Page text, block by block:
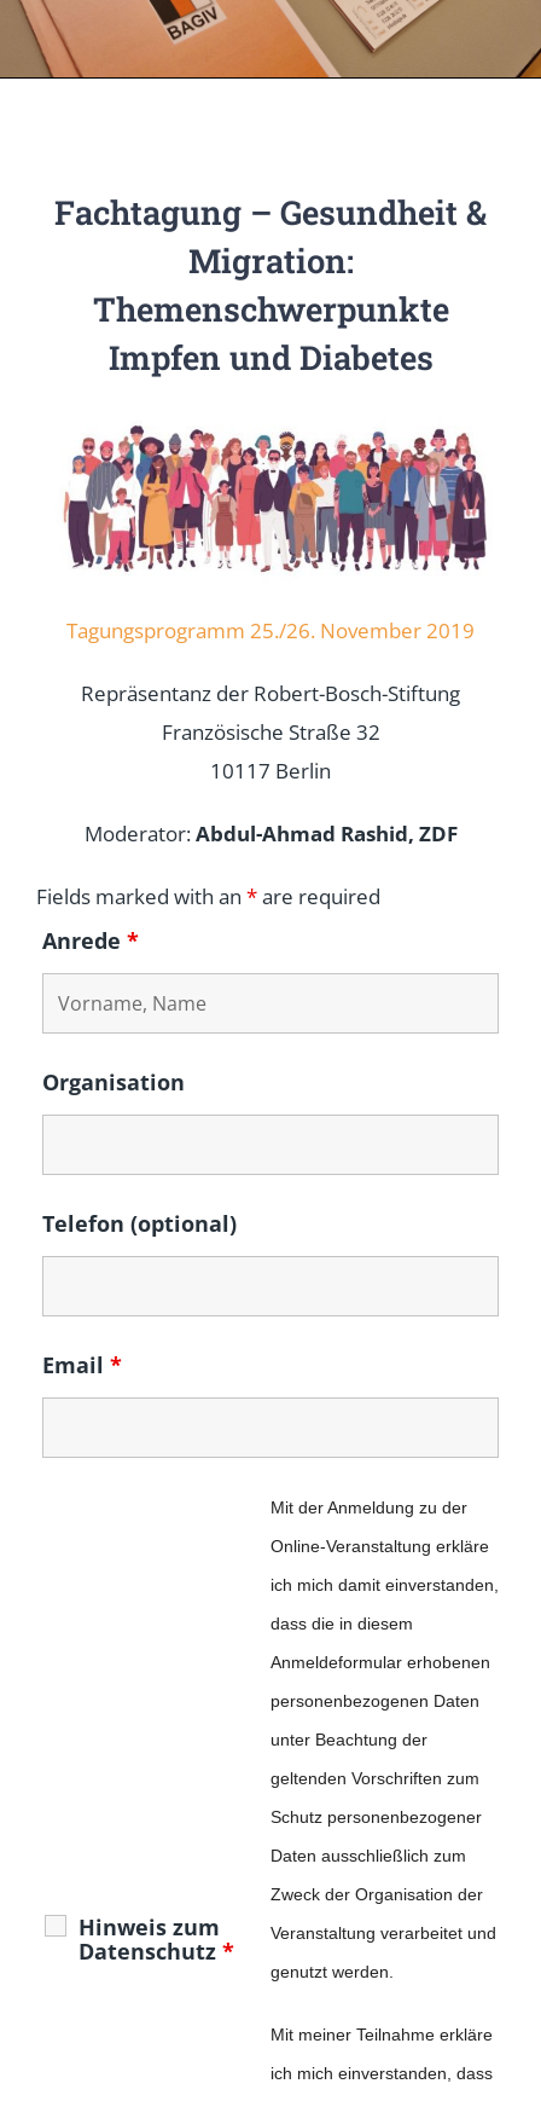
Fachtagung – Gesundheit &
Migration:
Themenschwerpunkte
Impfen und Diabetes
Tagungsprogramm 25./26. November 2019
Repräsentanz der Robert-Bosch-Stiftung
Französische Straße 32
10117 Berlin
Moderator:Abdul-Ahmad Rashid, ZDF
Fields marked with an *are required
Anrede *
Organisation
Telefon (optional)
Email *
Hinweis zum
Datenschutz *
Mit der Anmeldung zu der
Online-Veranstaltung erkläre
ich mich damit einverstanden,
dass die in diesem
Anmeldeformular erhobenen
personenbezogenen Daten
unter Beachtung der
geltenden Vorschriften zum
Schutz personenbezogener
Daten ausschließlich zum
Zweck der Organisation der
Veranstaltung verarbeitet und
genutzt werden.
Mit meiner Teilnahme erkläre
ich mich einverstanden, dass